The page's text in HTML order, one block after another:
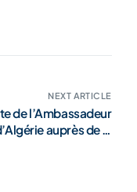
NEXT ARTICLE
de l’Ambassadeur
auprès de la